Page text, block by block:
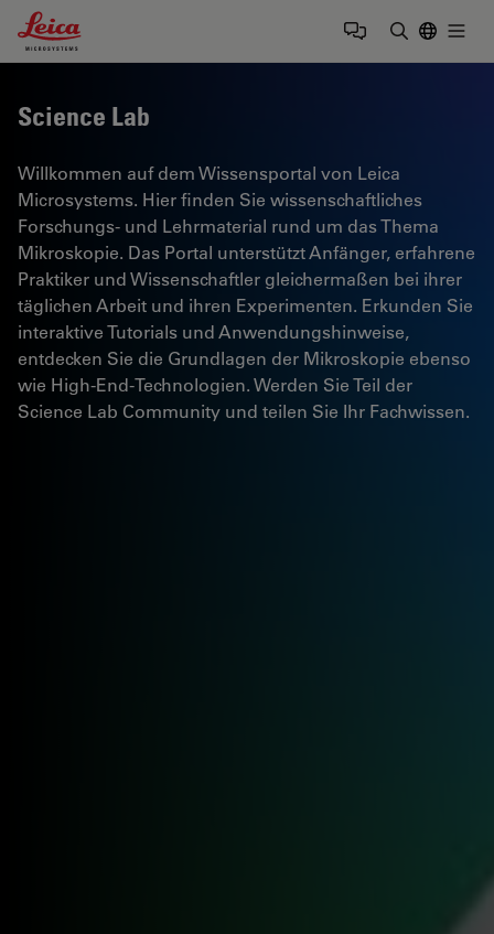
Leica Microsystems Logo
Science Lab
Willkommen auf dem Wissensportal von Leica
Microsystems. Hier finden Sie wissenschaftliches
Forschungs- und Lehrmaterial rund um das Thema
Mikroskopie. Das Portal unterstützt Anfänger, erfahrene
Praktiker und Wissenschaftler gleichermaßen bei ihrer
täglichen Arbeit und ihren Experimenten. Erkunden Sie
interaktive Tutorials und Anwendungshinweise,
entdecken Sie die Grundlagen der Mikroskopie ebenso
wie High-End-Technologien. Werden Sie Teil der
Science Lab Community und teilen Sie Ihr Fachwissen.